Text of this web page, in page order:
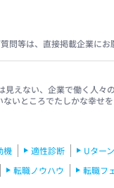
等は、直接掲載企業に
えない、企業で働く人
いところでたしかな幸せ
機 適性診断
Uターン
転職ノウハウ 転職フ